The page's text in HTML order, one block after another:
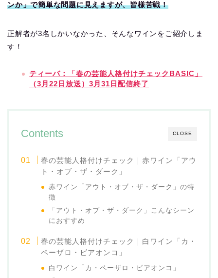
ンか」で簡単な問題に見えますが、皆様苦戦！
正解者が3名しかいなかった、そんなワインをご紹介しま
す！
ティーバ：「春の芸能人格付けチェックBASIC」
（3月22日放送）3月31日配信終了
CLOSE
Contents
春の芸能人格付けチェック｜赤ワイン「アウ
ト・オブ・ザ・ダーク」
赤ワイン「アウト・オブ・ザ・ダーク」の特
徴
「アウト・オブ・ザ・ダーク」こんなシーン
におすすめ
春の芸能人格付けチェック｜白ワイン「カ・
ペーザロ・ビアオンコ」
白ワイン「カ・ペーザロ・ビアオンコ」